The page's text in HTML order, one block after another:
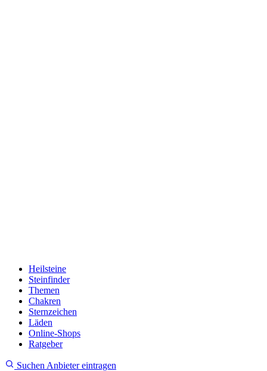
Heilsteine
Steinfinder
Themen
Chakren
Sternzeichen
Läden
Online-Shops
Ratgeber
Suchen Anbieter eintragen